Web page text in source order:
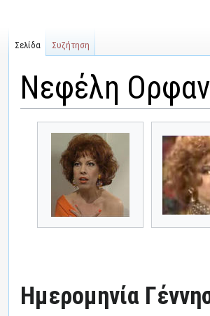
Νεφέλη
αναζήτηση
Ημερομηνία
Σελίδα Συζήτηση